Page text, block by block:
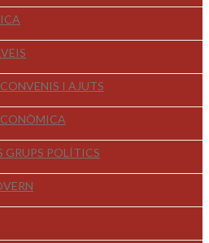
I AJUTS
GRUPS POLÍTICS